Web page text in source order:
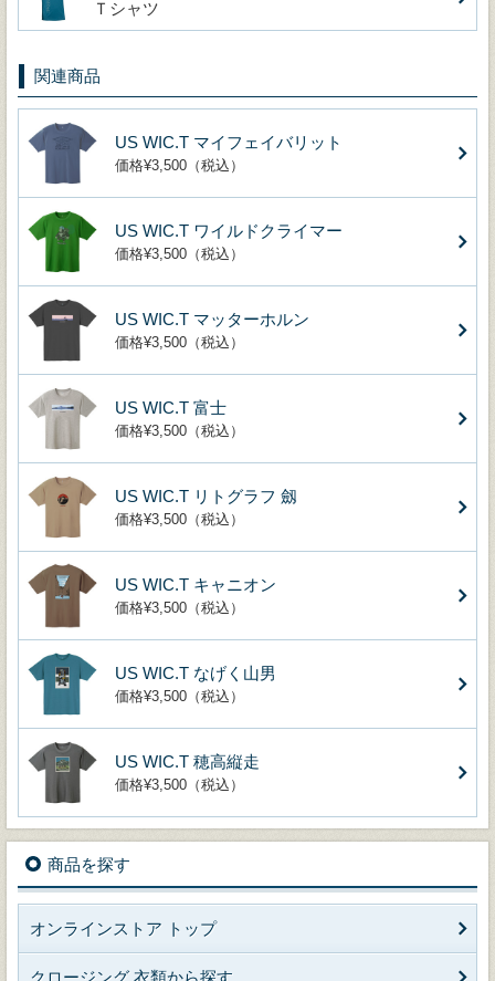
Ｔシャツ
関連商品
US WIC.T マイフェイバリット
価格¥3,500（税込）
US WIC.T ワイルドクライマー
価格¥3,500（税込）
US WIC.T マッターホルン
価格¥3,500（税込）
US WIC.T 富士
価格¥3,500（税込）
US WIC.T リトグラフ 劔
価格¥3,500（税込）
US WIC.T キャニオン
価格¥3,500（税込）
US WIC.T なげく山男
価格¥3,500（税込）
US WIC.T 穂高縦走
価格¥3,500（税込）
商品を探す
オンラインストア トップ
クロージング 衣類から探す